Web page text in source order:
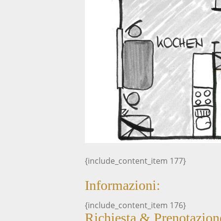
{include_content_item 177}
Informazioni:
{include_content_item 176}
Richiesta &